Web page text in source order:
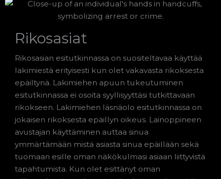
Rikosasiat
Rikosasian esitutkinnassa on suositeltavaa käyttää
lakimiestä erityisesti kun olet vakavasta rikoksesta
epäiltynä. Lakimiehen apuun tukeutuminen
esitutkinnassa ei osoita syyllisyyttäsi tutkittavaan
rikokseen. Lakimiehen läsnäolo esitutkinnassa on
jokaisen rikoksesta epäillyn oikeus. Lainoppineen
avustajan käyttäminen auttaa sinua
ymmärtämään mistä asiasta sinua epäillään sekä
tuomaan esille oman näkökulmasi asiaan liittyvistä
tapahtumista. Kun olet esittänyt oman